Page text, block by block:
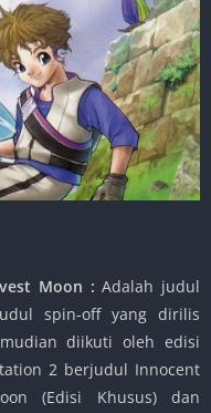
Moon : Adalah judul
spin-off yang dirilis
diikuti oleh edisi
2 berjudul Innocent
(Edisi Khusus) dan